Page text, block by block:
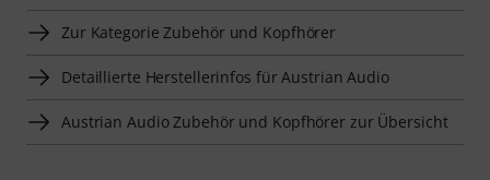
Zur Kategorie Zubehör und Kopfhörer
Detaillierte Herstellerinfos für Austrian Audio
Austrian Audio Zubehör und Kopfhörer zur Übersicht